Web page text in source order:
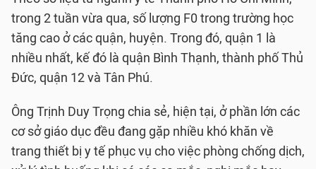
trong 2 tuần vừa qua, số lượng F0 trong trường học
tăng cao ở các quận, huyện. Trong đó, quận 1 là
nhiều nhất, kế đó là quận Bình Thạnh, thành phố Thủ
Đức, quận 12 và Tân Phú.
Ông Trịnh Duy Trọng chia sẻ, hiện tại, ở phần lớn các
cơ sở giáo dục đều đang gặp nhiều khó khăn về
trang thiết bị y tế phục vụ cho việc phòng chống dịch,